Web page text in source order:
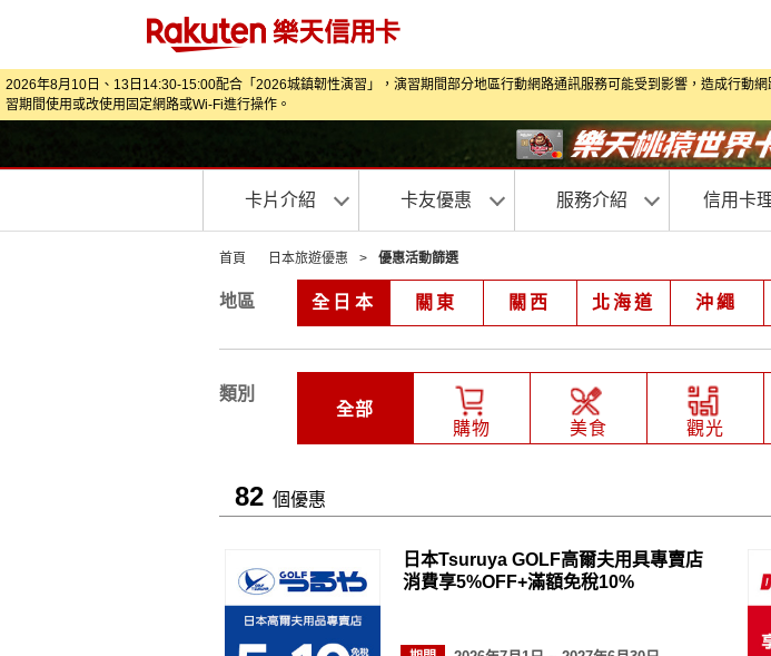
2026年8月10日、13日14:30-15:00配合「2026城鎮韌性演習」，演習期間部分地區行動網路通訊服務可能受到影響，造成行
習期間使用或改使用固定網路或Wi‑Fi進行操作。
卡片介紹 卡友優惠 服務介紹 信用卡
首頁 日本旅遊優惠 > 優惠活動篩選
地區 全日本 關東 關西 北海道 沖繩
類別
全部
購物
美食 觀光
82 個優惠
日本Tsuruya GOLF高爾夫用具專賣店
消費享5%OFF+滿額免稅10%